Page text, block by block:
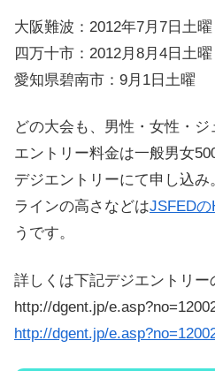
大阪難波：2012年7月7日土曜
四万十市：2012月8月4日土曜
愛知県碧南市：9月1日土曜
どの大会も、男性・女性・ジ
エントリー料金は一般男女
デジエントリーにて申し込み
ラインの高さなどはJSFEDの
うです。
詳しくは下記デジエントリー
http://dgent.jp/
http://dgent.jp/